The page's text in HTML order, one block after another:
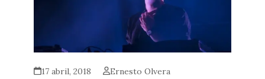
17 abril, 2018
Ernesto Olvera